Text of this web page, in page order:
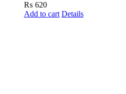
₨ 620
Add to cart Details